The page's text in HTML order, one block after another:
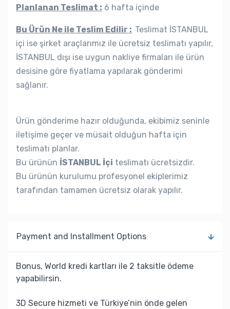
Planlanan Teslimat : 6 hafta içinde
Bu Ürün Ne ile Teslim Edilir : Teslimat İSTANBUL
içi ise şirket araçlarımız ile ücretsiz teslimatı yapılır,
İSTANBUL dışı ise uygun nakliye firmaları ile ürün
desisine göre fiyatlama yapılarak gönderimi
sağlanır.
Ürün gönderime hazır olduğunda, ekibimiz seninle
iletişime geçer ve müsait olduğun hafta için
teslimatı planlar.
Bu ürünün İSTANBUL İçi teslimatı ücretsizdir.
Bu ürünün kurulumu profesyonel ekiplerimiz
tarafından tamamen ücretsiz olarak yapılır.
Payment and Installment Options
Bonus, World kredi kartları ile 2 taksitle ödeme
yapabilirsin.
3D Secure hizmeti ve Türkiye’nin önde gelen